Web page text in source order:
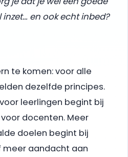
en ook echt inbed?
te komen: voor alle
dezelfde principes.
leerlingen begint bij
docenten. Meer
doelen begint bij
meer aandacht aan